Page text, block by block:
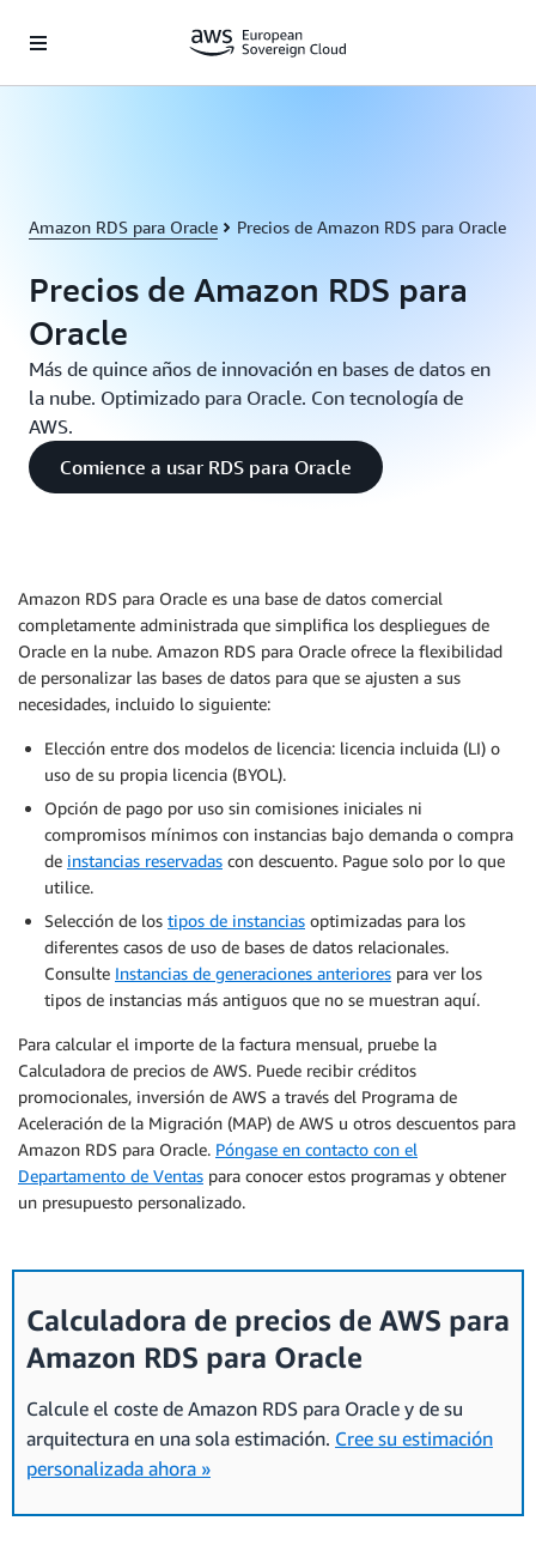
Amazon RDS para Oracle Precios de Amazon RDS para Oracle
Precios de Amazon RDS para
Oracle
Más de quince años de innovación en bases de datos en
la nube. Optimizado para Oracle. Con tecnología de
AWS.
Comience a usar RDS para Oracle
Amazon RDS para Oracle es una base de datos comercial
completamente administrada que simplifica los despliegues de
Oracle en la nube. Amazon RDS para Oracle ofrece la flexibilidad
de personalizar las bases de datos para que se ajusten a sus
necesidades, incluido lo siguiente:
Elección entre dos modelos de licencia: licencia incluida (LI) o
uso de su propia licencia (BYOL).
Opción de pago por uso sin comisiones iniciales ni
compromisos mínimos con instancias bajo demanda o compra
de instancias reservadas con descuento. Pague solo por lo que
utilice.
Selección de los tipos de instancias optimizadas para los
diferentes casos de uso de bases de datos relacionales.
Consulte Instancias de generaciones anteriores para ver los
tipos de instancias más antiguos que no se muestran aquí.
Para calcular el importe de la factura mensual, pruebe la
Calculadora de precios de AWS. Puede recibir créditos
promocionales, inversión de AWS a través del Programa de
Aceleración de la Migración (MAP) de AWS u otros descuentos para
Amazon RDS para Oracle. Póngase en contacto con el
Departamento de Ventas para conocer estos programas y obtener
un presupuesto personalizado.
Calculadora de precios de AWS para
Amazon RDS para Oracle
Calcule el coste de Amazon RDS para Oracle y de su
arquitectura en una sola estimación. Cree su estimación
personalizada ahora »